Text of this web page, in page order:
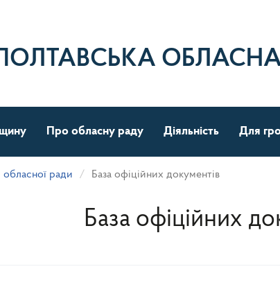
Про обласну раду Діяльність Для
ради База офіційних документів
База офіційних